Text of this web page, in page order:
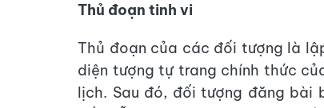
Thủ đoạn tinh vi
Thủ đoạn của các đối tượng là
diện tượng tự trang chính thức
lịch. Sau đó, đối tượng đăng bài